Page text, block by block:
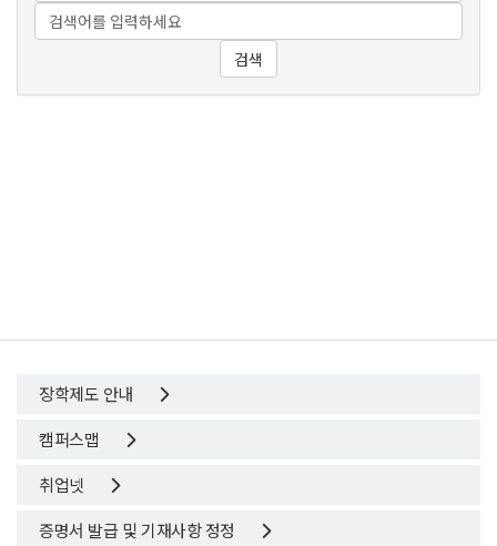
검색
장학제도 안내
캠퍼스맵
취업넷
증명서 발급 및 기재사항 정정